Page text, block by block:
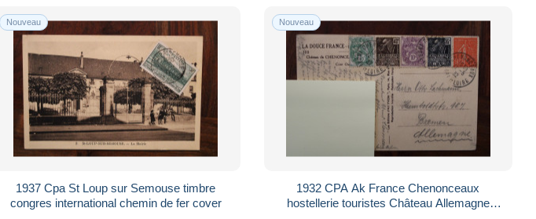
Nouveau
1937 Cpa St Loup sur Semouse timbre
congres international chemin de fer cover
Nouveau
1932 CPA Ak France Chenonceaux
hostellerie touristes Château Allemagne